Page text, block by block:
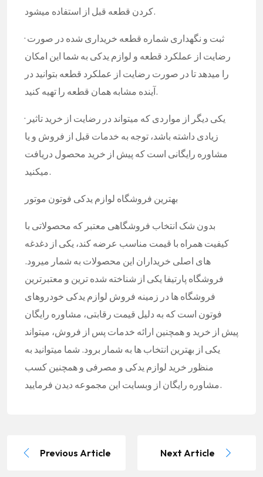
کردن قطعه قبل از استفاده میشود.
· ثبت و نگهداری شماره قطعه خریداری شده در صورت
رضایت از عملکرد قطعه و لوازم یدکی به شما این امکان
را میدهد تا در صورت رضایت از عملکرد قطعه بتوانید در
آینده مشابه همان قطعه را تهیه کنید.
· یکی دیگر از مواردی که میتواند در رضایت از خرید تاثیر
زیادی داشته باشد، توجه به خدمات قبل از فروش و یا
مشاوره رایگانی است که پیش از خرید محصول دریافت
میکنید.
بهترین فروشگاه لوازم یدکی فوتون موتور
بدون شک انتخاب فروشگاهی معتبر که محصولاتی با
کیفیت همراه با قیمت مناسب عرضه کند، یکی از دغدغه
های اصلی خریداران این محصولات به شمار میرود.
فروشگاه پارتیفا یکی از شناخته شده ترین و معتبرترین
فروشگاه ها در زمینه فروش لوازم یدکی خودروهای
فوتون است که به دلیل قیمت رقابتی، مشاوره رایگان
پیش از خرید و همچنین ارائه خدمات پس از فروش، میتواند
یکی از بهترین انتخاب ها به شمار برود. شما میتوانید به
منظور خرید لوازم یدکی و مصرفی و همچنین کسب
مشاوره رایگان از وبسایت این مجموعه دیدن فرمایید.
Previous Article Next Article